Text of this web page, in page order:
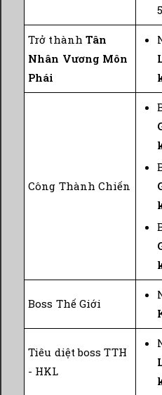
5
Trở thành Tân
Nhân Vương Môn
Phái
Công Thành Chiến
Boss Thế Giới
Tiêu diệt boss TTH
- HKL